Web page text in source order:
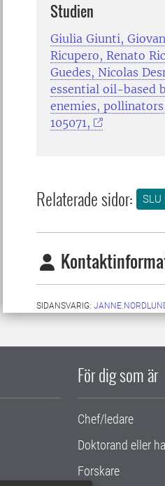
Studien
Giulia Giunti,
Ricupero, Renato
Guedes, Nicolas
essential oil-based
enemies,
105071,
Relaterade sidor: SLU
SIDANSVARIG:
För dig som är
Chef/ledare
Doktorand eller
Forskare